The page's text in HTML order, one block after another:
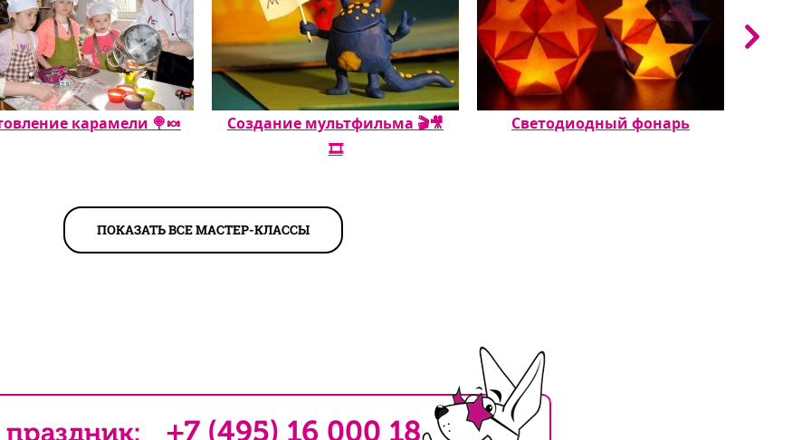
карамели 🍭🍬
Создание мультфильма 🎬🎥️
🎞️
Светодиодный фонарь
ПОКАЗАТЬ ВСЕ МАСТЕР-КЛАССЫ
праздник: +7 (495) 16 000 18